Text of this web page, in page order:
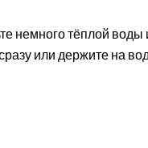
немного тёплой воды
или держите на